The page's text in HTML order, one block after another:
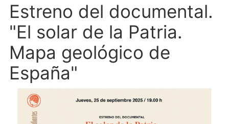
Estreno del documental.
"El solar de la Patria.
Mapa geológico de
España"